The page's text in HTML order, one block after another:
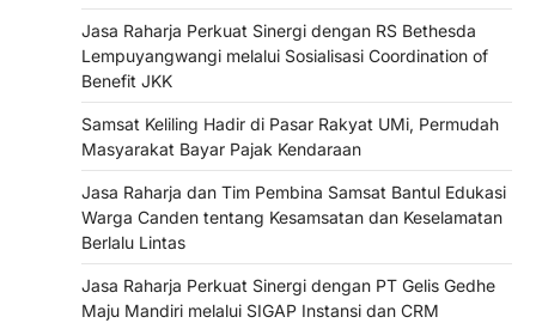
Jasa Raharja Perkuat Sinergi dengan RS Bethesda
Lempuyangwangi melalui Sosialisasi Coordination of
Benefit JKK
Samsat Keliling Hadir di Pasar Rakyat UMi, Permudah
Masyarakat Bayar Pajak Kendaraan
Jasa Raharja dan Tim Pembina Samsat Bantul Edukasi
Warga Canden tentang Kesamsatan dan Keselamatan
Berlalu Lintas
Jasa Raharja Perkuat Sinergi dengan PT Gelis Gedhe
Maju Mandiri melalui SIGAP Instansi dan CRM